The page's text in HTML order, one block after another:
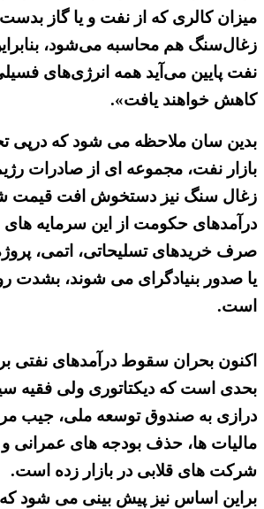
میزان کالری که از نفت و یا گاز
زغال‌سنگ هم محاسبه می‌شود،
نفت پایین می‌آید همه انرژی‌های
کاهش خواهند یافت».
بدین سان ملاحظه می شود که درپی
بازار نفت، مجموعه ای از صادرات رژیم
زغال سنگ نیز دستخوش افت قیمت
درآمدهای حکومت از این سرمایه های
صرف خریدهای تسلیحاتی، اتمی،
یا صدور بنیادگرای می شوند، بشدت
است.
اکنون بحران سقوط درآمدهای نفتی
بحدی است که دیکتاتوری ولی
درازی به صندوق توسعه ملی، جیب
مالیات ها، حذف بودجه های عمرانی
شرکت های قلابی در بازار زده است.
براین اساس نیز پیش بینی می شود که